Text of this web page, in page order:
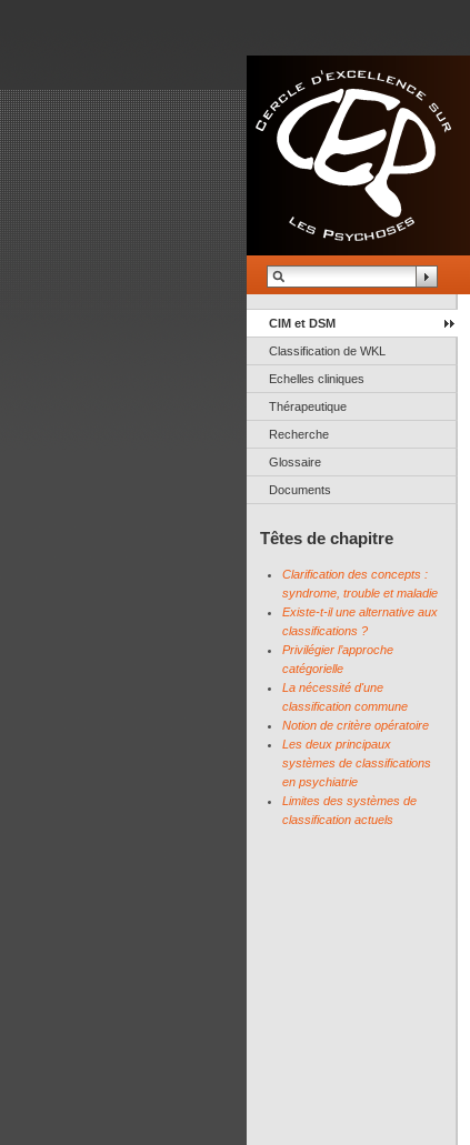
CIM et DSM
Classification de WKL
Echelles cliniques
Thérapeutique
Recherche
Glossaire
Documents
Têtes de chapitre
Clarification des concepts :
syndrome, trouble et maladie
Existe-t-il une alternative aux
classifications ?
Privilégier l’approche
catégorielle
La nécessité d'une
classification commune
Notion de critère opératoire
Les deux principaux
systèmes de classifications
en psychiatrie
Limites des systèmes de
classification actuels